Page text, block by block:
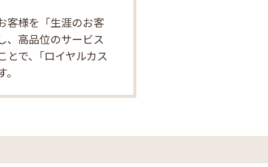
客様を「生涯のお客
、高品位のサービス
とで、｢ロイヤルカス